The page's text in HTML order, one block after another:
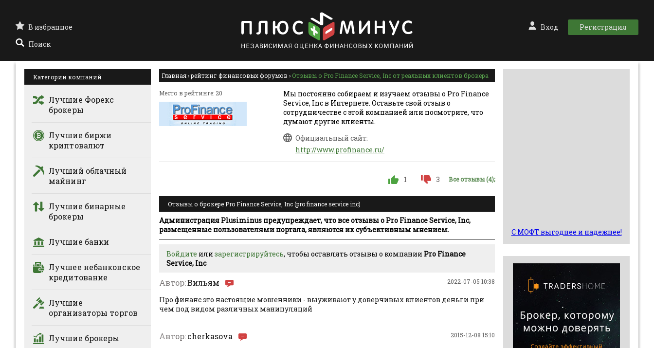
В избранное
Поиск
Вход Регистрация
Категории компаний
Лучшие Форекс
брокеры
Лучшие биржи
криптовалют
Лучший облачный
майнинг
Лучшие бинарные
брокеры
Лучшие банки
Лучшее небанковское
кредитование
Лучшие
организаторы торгов
Лучшие брокеры
Главная›рейтинг финансовых форумов › Отзывы о Pro Finance Service, Inc от реальных клиентов брокера
Место в рейтинге: 20
Мы постоянно собираем и изучаем отзывы о Pro Finance
Service, Inc в Интернете. Оставьте свой отзыв о
сотрудничестве с этой компанией или посмотрите, что
думают другие клиенты.
Официальный сайт:
http://www.profinance.ru/
1 3 Все отзывы (4);
Отзывы о брокере Pro Finance Service, Inc (pro finance service inc)
Администрация Plusiminus предупреждает, что все отзывы о Pro Finance Service, Inc,
размещенные пользователями портала, являются их субъективным мнением.
Войдите или зарегистрируйтесь, чтобы оставлять отзывы о компании Pro Finance
Service, Inc
2022-07-05 10:38
Автор:Вильям
Про финанс это настоящие мошенники - выуживают у доверчивых клиентов деньги при
чем под видом различных манипуляций
2015-12-08 15:10
Автор:cherkasova
С МОФТ выгоднее и надежнее!